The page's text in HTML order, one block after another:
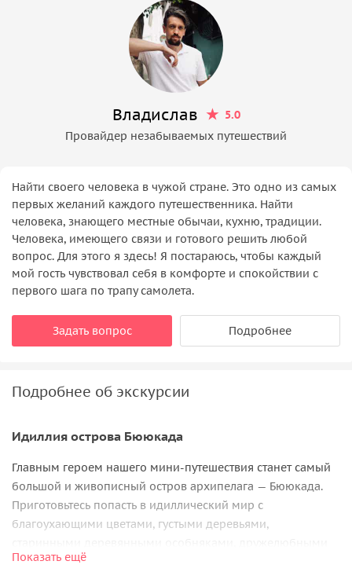
Владислав
5.0
Провайдер незабываемых путешествий
Найти своего человека в чужой стране. Это одно из самых
первых желаний каждого путешественника. Найти
человека, знающего местные обычаи, кухню, традиции.
Человека, имеющего связи и готового решить любой
вопрос. Для этого я здесь! Я постараюсь, чтобы каждый
мой гость чувствовал себя в комфорте и спокойствии с
первого шага по трапу самолета.
Задать вопрос Подробнее
Подробнее об экскурсии
Идиллия острова Бююкада
Главным героем нашего мини-путешествия станет самый
большой и живописный остров архипелага — Бююкада.
Приготовьтесь попасть в идиллический мир с
благоухающими цветами, густыми деревьями,
котами и улыбчивыми бабушками и дедушками. Здесь вы
Показать ещё